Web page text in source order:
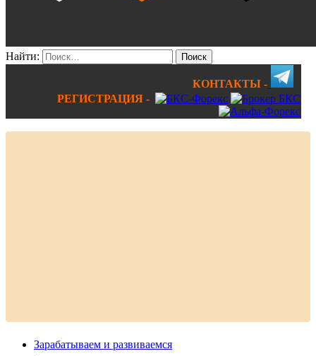
Найти:
КОНТАКТЫ -
РЕГИСТРАЦИЯ -
Зарабатываем и развиваемся